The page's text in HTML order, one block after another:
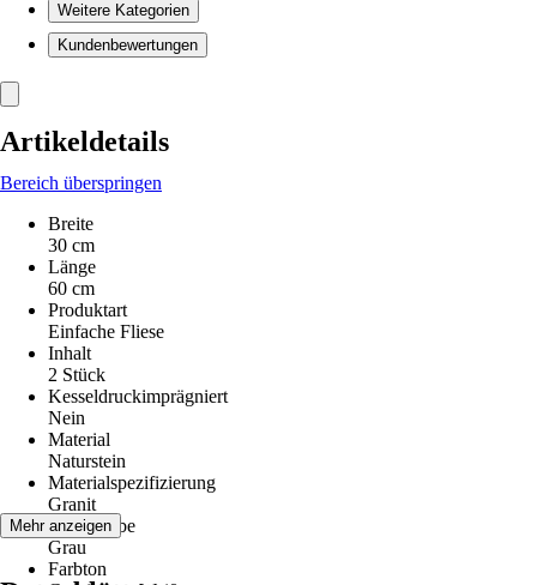
Weitere Kategorien
Kundenbewertungen
Artikeldetails
Bereich überspringen
Breite
30 cm
Länge
60 cm
Produktart
Einfache Fliese
Inhalt
2 Stück
Kesseldruckimprägniert
Nein
Material
Naturstein
Materialspezifizierung
Granit
Grundfarbe
Grau
Farbton
Mehr anzeigen